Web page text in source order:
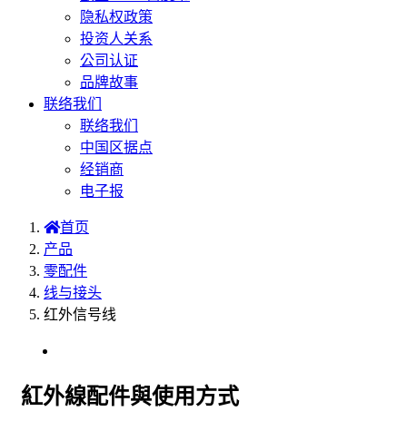
隐私权政策
投资人关系
公司认证
品牌故事
联络我们
联络我们
中国区据点
经销商
电子报
首页
产品
零配件
线与接头
红外信号线
紅外線配件與使用方式